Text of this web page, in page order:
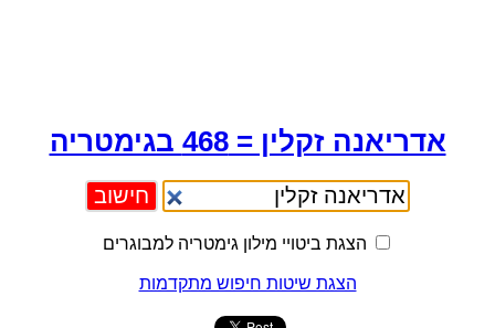
אדריאנה זקלין = 468 בגימטריה
הצגת ביטויי מילון גימטריה למבוגרים
הצגת שיטות חיפוש מתקדמות